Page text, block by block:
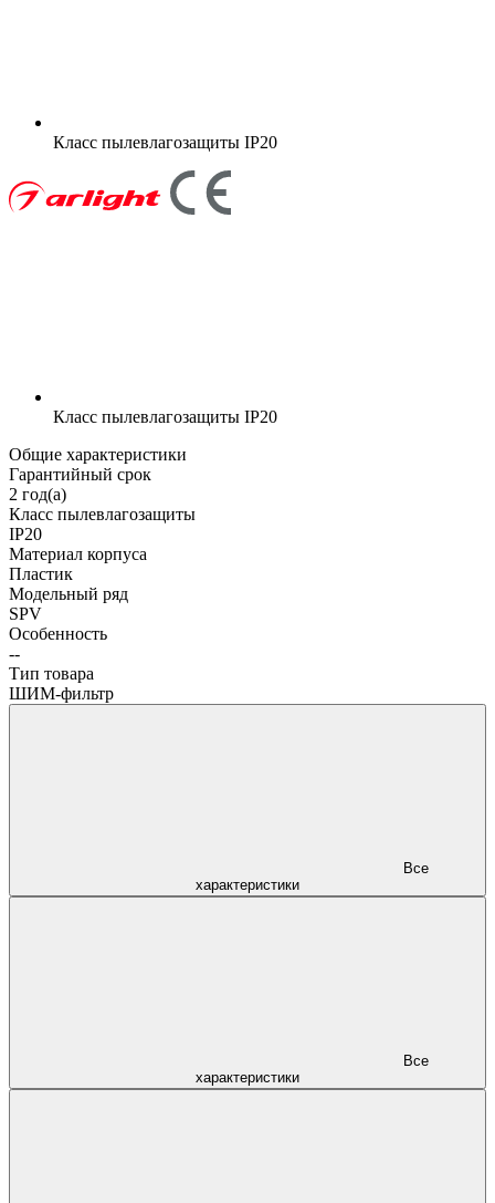
Класс пылевлагозащиты IP20
Класс пылевлагозащиты IP20
Общие характеристики
Гарантийный срок
2 год(а)
Класс пылевлагозащиты
IP20
Материал корпуса
Пластик
Модельный ряд
SPV
Особенность
--
Тип товара
ШИМ-фильтр
характеристики
характеристики